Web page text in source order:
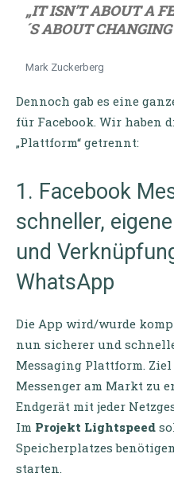
„IT ISN’T ABOUT A
´S ABOUT
Mark Zuckerberg
Dennoch gab es eine
für Facebook. Wir haben
„Plattform“ getrennt:
1. Facebook
schneller,
und
WhatsApp
Die App wird/wurde
nun sicherer und
Messaging Plattform.
Messenger am Markt zu
Endgerät mit jeder
Im Projekt Lightspeed
Speicherplatzes
starten.